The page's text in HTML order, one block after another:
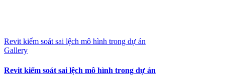
Revit kiểm soát sai lệch mô hình trong dự án
Gallery
Revit kiểm soát sai lệch mô hình trong dự án